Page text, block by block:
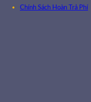
Chính Sách Hoàn Trả Phí